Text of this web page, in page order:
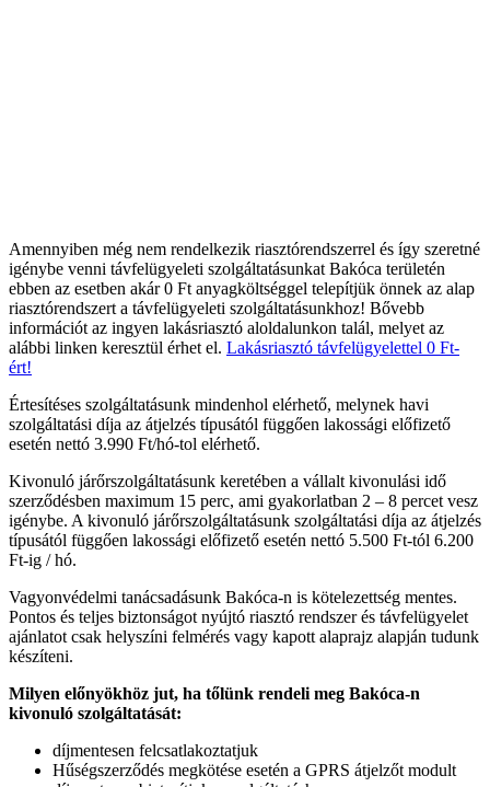
Amennyiben még nem rendelkezik riasztórendszerrel és így szeretné
igénybe venni távfelügyeleti szolgáltatásunkat Bakóca területén
ebben az esetben akár 0 Ft anyagköltséggel telepítjük önnek az alap
riasztórendszert a távfelügyeleti szolgáltatásunkhoz! Bővebb
információt az ingyen lakásriasztó aloldalunkon talál, melyet az
alábbi linken keresztül érhet el. Lakásriasztó távfelügyelettel 0 Ft-
ért!
Értesítéses szolgáltatásunk mindenhol elérhető, melynek havi
szolgáltatási díja az átjelzés típusától függően lakossági előfizető
esetén nettó 3.990 Ft/hó-tol elérhető.
Kivonuló járőrszolgáltatásunk keretében a vállalt kivonulási idő
szerződésben maximum 15 perc, ami gyakorlatban 2 – 8 percet vesz
igénybe. A kivonuló járőrszolgáltatásunk szolgáltatási díja az átjelzés
típusától függően lakossági előfizető esetén nettó 5.500 Ft-tól 6.200
Ft-ig / hó.
Vagyonvédelmi tanácsadásunk Bakóca-n is kötelezettség mentes.
Pontos és teljes biztonságot nyújtó riasztó rendszer és távfelügyelet
ajánlatot csak helyszíni felmérés vagy kapott alaprajz alapján tudunk
készíteni.
Milyen előnyökhöz jut, ha tőlünk rendeli meg Bakóca-n
kivonuló szolgáltatását:
díjmentesen felcsatlakoztatjuk
Hűségszerződés megkötése esetén a GPRS átjelzőt modult